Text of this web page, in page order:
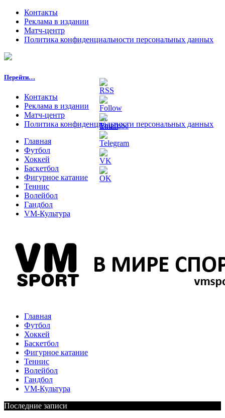
Контакты
Реклама в издании
Матч-центр
Политика конфиденциальности персональных данных
Перейти…
Контакты
Реклама в издании
Матч-центр
Политика конфиденциальности персональных данных
Главная
Футбол
Хоккей
Баскетбол
Фигурное катание
Теннис
Волейбол
Гандбол
VM-Культура
Главная
Футбол
Хоккей
Баскетбол
Фигурное катание
Теннис
Волейбол
Гандбол
VM-Культура
Последние записи